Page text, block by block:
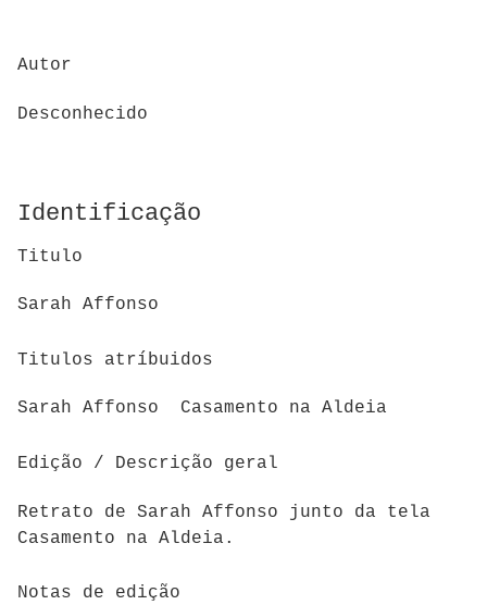
Autor
Desconhecido
Identificação
Titulo
Sarah Affonso
Titulos atríbuidos
Sarah Affonso Casamento na Aldeia
Edição / Descrição geral
Retrato de Sarah Affonso junto da tela
Casamento na Aldeia.
Notas de edição